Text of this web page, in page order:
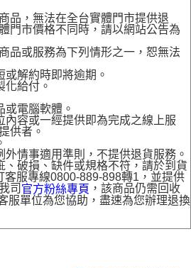
品，無法在全台實體門市提供退
門市價格不同時，請以網站公告為
品或服務為下列情形之一，恕無法
解約時即將逾期。
化給付。
電腦軟體。
內容或一經提供即為完成之線上服
供者。
情事適用準則，不提供退貨服務。
、破損、缺件或規格不符，請於到貨
客服專線0800-889-898轉1，並提供
司 官方粉絲專頁 ，該商品仍需回收
服單位為您協助，盡速為您辦理退換